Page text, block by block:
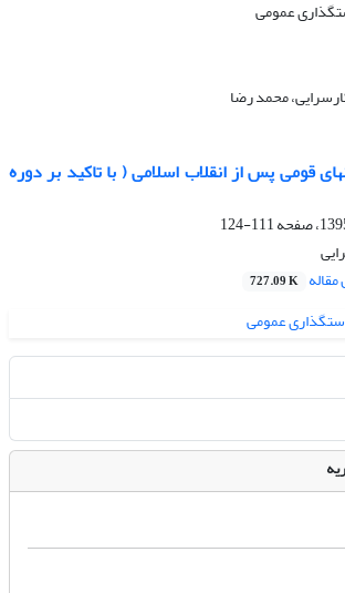
محمد رضا
قومی پس از انقلاب اسلامی ( با تاکید بر دوره
111-124
727.09 K